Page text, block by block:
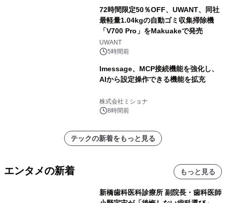
72時間限定50％OFF、UWANT、同社
最軽量1.04kgの自動ゴミ収集掃除機
「V700 Pro」をMakuakeで発売
UWANT
5時間前
lmessage、MCP接続機能を強化し、
AIから設定操作できる機能を拡充
株式会社ミショナ
8時間前
テックの新着をもっと見る
エンタメの新着 もっと見る
新橋歯科医科診療所 副院長・歯科医師